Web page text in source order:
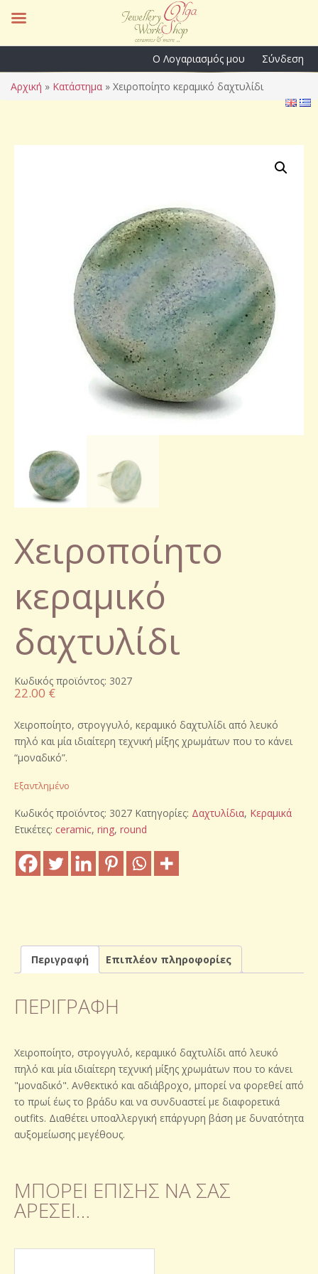
Ο Λογαριασμός μου Σύνδεση
Αρχική » Κατάστημα » Χειροποίητο κεραμικό δαχτυλίδι
Χειροποίητο
κεραμικό
δαχτυλίδι
Κωδικός προϊόντος: 3027
22.00 €
Χειροποίητο, στρογγυλό, κεραμικό δαχτυλίδι από λευκό
πηλό και μία ιδιαίτερη τεχνική μίξης χρωμάτων που το κάνει
“μοναδικό”.
Εξαντλημένο
Κωδικός προϊόντος: 3027 Κατηγορίες: Δαχτυλίδια, Κεραμικά
Ετικέτες: ceramic, ring, round
Περιγραφή Επιπλέον πληροφορίες
ΠΕΡΙΓΡΑΦΉ
Χειροποίητο, στρογγυλό, κεραμικό δαχτυλίδι από λευκό
πηλό και μία ιδιαίτερη τεχνική μίξης χρωμάτων που το κάνει
"μοναδικό". Ανθεκτικό και αδιάβροχο, μπορεί να φορεθεί από
το πρωί έως το βράδυ και να συνδυαστεί με διαφορετικά
outfits. Διαθέτει υποαλλεργική επάργυρη βάση με δυνατότητα
αυξομείωσης μεγέθους.
ΜΠΟΡΕΊ ΕΠΊΣΗΣ ΝΑ ΣΑΣ
ΑΡΈΣΕΙ…